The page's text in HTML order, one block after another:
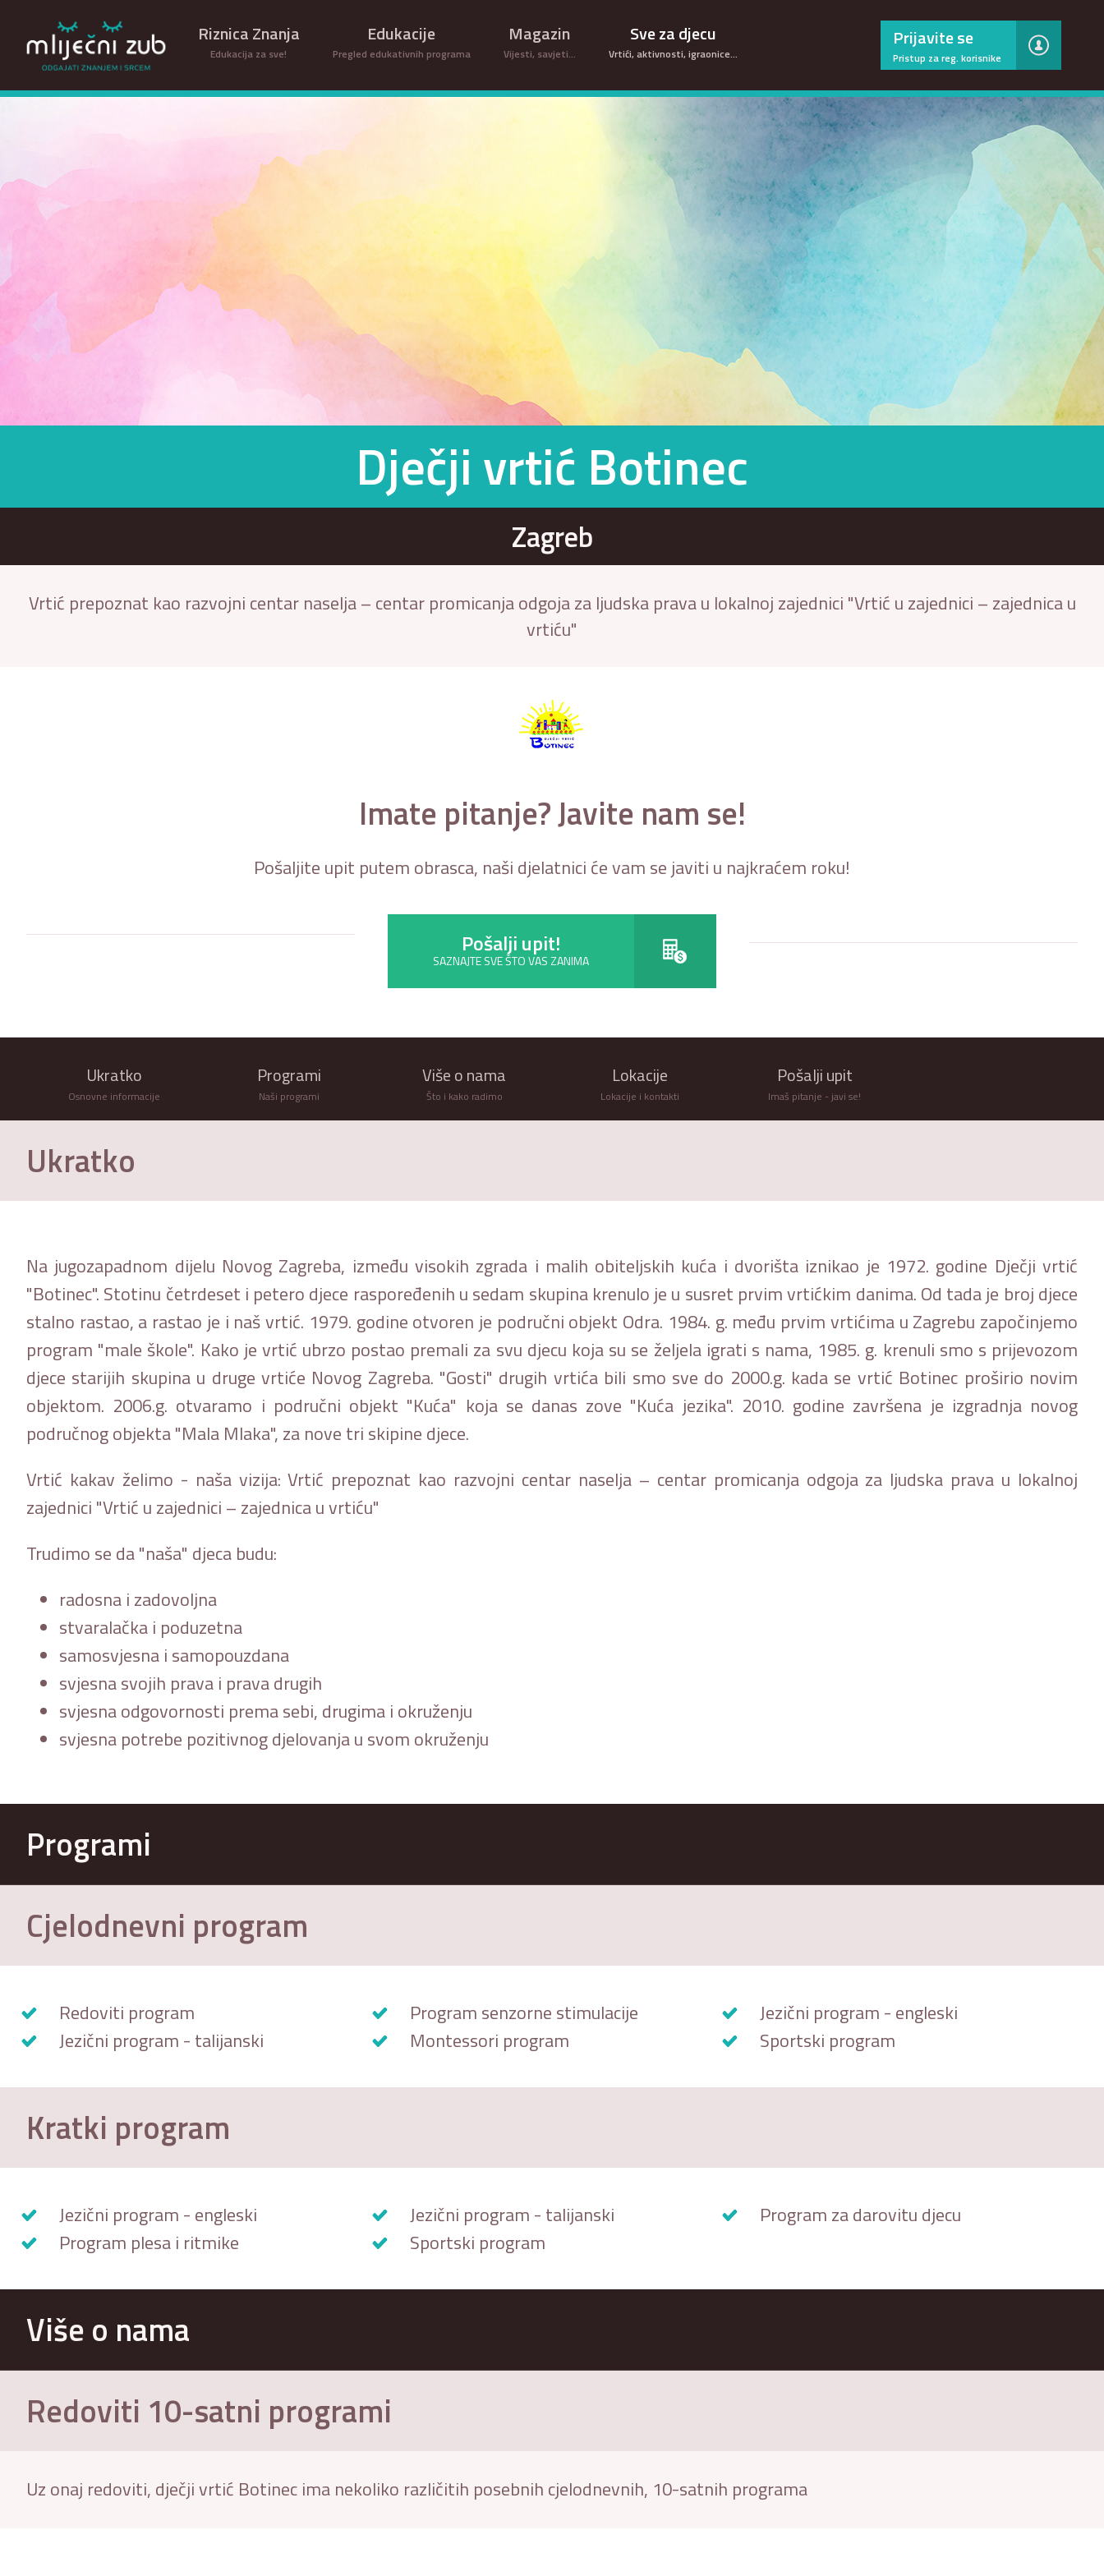
×
Riznica Znanja
Edukacija za sve!
Edukacije
Pregled edukativnih programa
Magazin
Vijesti, savjeti...
Sve za djecu
Vrtići, aktivnosti, igraonice…
Prijavite se
Pristup za reg. korisnike
Dječji vrtić Botinec
Zagreb
Vrtić prepoznat kao razvojni centar naselja – centar promicanja odgoja za ljudska prava u lokalnoj zajednici "Vrtić u zajednici – zajednica u
vrtiću"
Imate pitanje? Javite nam se!
Pošaljite upit putem obrasca, naši djelatnici će vam se javiti u najkraćem roku!
Pošalji upit!
SAZNAJTE SVE ŠTO VAS ZANIMA
Ukratko
Osnovne informacije
Programi
Naši programi
Više o nama
Što i kako radimo
Lokacije
Lokacije i kontakti
Pošalji upit
Imaš pitanje - javi se!
Ukratko
Na jugozapadnom dijelu Novog Zagreba, između visokih zgrada i malih obiteljskih kuća i dvorišta iznikao je 1972. godine Dječji vrtić
"Botinec". Stotinu četrdeset i petero djece raspoređenih u sedam skupina krenulo je u susret prvim vrtićkim danima. Od tada je broj djece
stalno rastao, a rastao je i naš vrtić. 1979. godine otvoren je područni objekt Odra. 1984. g. među prvim vrtićima u Zagrebu započinjemo
program "male škole". Kako je vrtić ubrzo postao premali za svu djecu koja su se željela igrati s nama, 1985. g. krenuli smo s prijevozom
djece starijih skupina u druge vrtiće Novog Zagreba. "Gosti" drugih vrtića bili smo sve do 2000.g. kada se vrtić Botinec proširio novim
objektom. 2006.g. otvaramo i područni objekt "Kuća" koja se danas zove "Kuća jezika". 2010. godine završena je izgradnja novog
područnog objekta "Mala Mlaka", za nove tri skipine djece.
Vrtić kakav želimo - naša vizija: Vrtić prepoznat kao razvojni centar naselja – centar promicanja odgoja za ljudska prava u lokalnoj
zajednici "Vrtić u zajednici – zajednica u vrtiću"
Trudimo se da "naša" djeca budu:
radosna i zadovoljna
stvaralačka i poduzetna
samosvjesna i samopouzdana
svjesna svojih prava i prava drugih
svjesna odgovornosti prema sebi, drugima i okruženju
svjesna potrebe pozitivnog djelovanja u svom okruženju
Programi
Cjelodnevni program
Redoviti program Program senzorne stimulacije
Jezični program - engleski
Jezični program - talijanski
Montessori program Sportski program
Kratki program
Jezični program - engleski Jezični program - talijanski
Program za darovitu djecu
Program plesa i ritmike
Sportski program
Više o nama
Redoviti 10-satni programi
Uz onaj redoviti, dječji vrtić Botinec ima nekoliko različitih posebnih cjelodnevnih, 10-satnih programa